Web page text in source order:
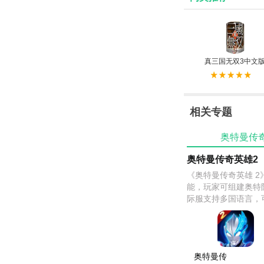
真三国无双3中文
相关专题
奥特曼传
奥特曼传奇英雄2
《奥特曼传奇英雄
能，玩家可组建奥
际服支持多国语言
等，满足不同玩家需
奥特曼传